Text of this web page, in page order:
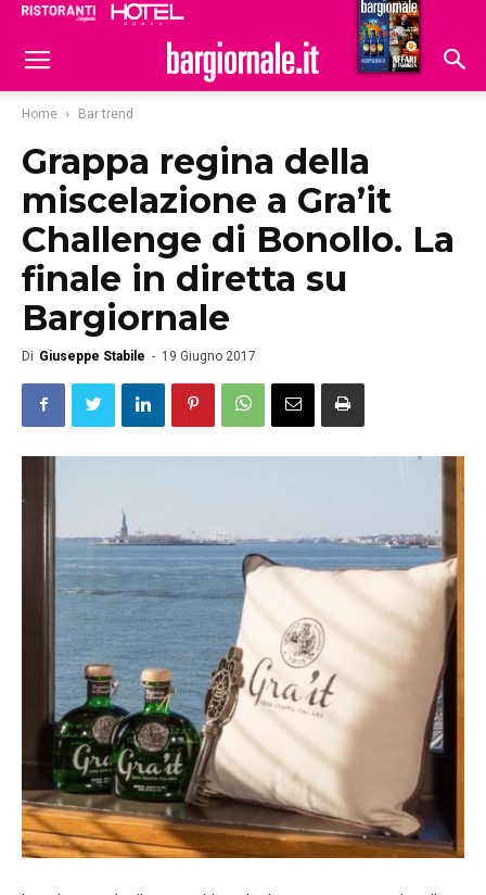
Hoteldomani
Home Bar trend
Grappa regina della
miscelazione a Gra’it
Challenge di Bonollo. La
finale in diretta su
Bargiornale
Di Giuseppe Stabile - 19 Giugno 2017